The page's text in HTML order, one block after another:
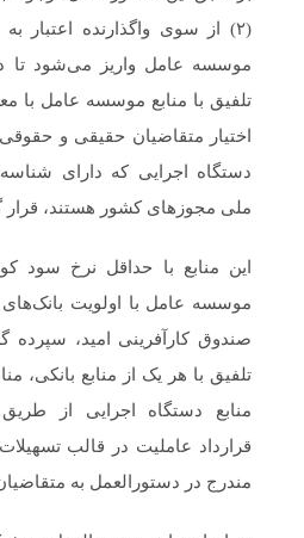
(۲) از سوی واگذارنده اعتبار
موسسه عامل واریز می‌شود تا
تلفیق با منابع موسسه عامل با
اختیار متقاضیان حقیقی و
دستگاه اجرایی که دارای
ملی مجوزهای کشور هستند، قرار
این منابع با حداقل نرخ سود
موسسه عامل با اولویت
صندوق کارآفرینی امید،
تلفیق با هر یک از منابع بانکی،
منابع دستگاه اجرایی از
قرارداد عاملیت در قالب
مندرج در دستورالعمل به